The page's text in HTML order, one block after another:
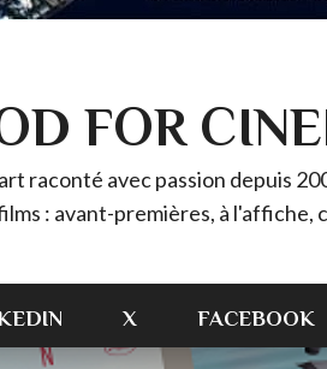
FOR
raconté avec passion depuis
: avant-premières, à
X FACEBOOK